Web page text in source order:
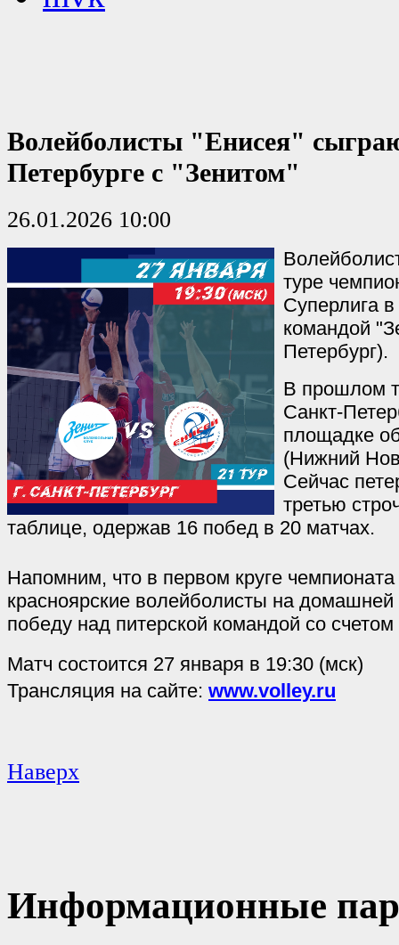
Волейболисты "Енисея"
Петербурге с "Зенитом"
26.01.2026 10:00
туре
Суперлига
командой
Петербург).
В прошлом
Санкт-
площадке
(Нижний
Сейчас
третью
таблице, одержав 16 побед в 20 матчах.
Напомним, что в первом круге
красноярские волейболисты на
победу над питерской командой со счетом
Матч состоится 27 января в 19:30 (мск)
Трансляция на сайте: www.volley.ru
Наверх
Информационные